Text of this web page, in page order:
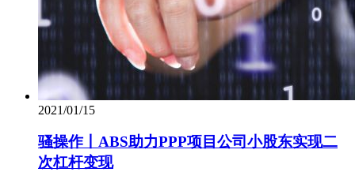
2021/01/15
骚操作丨ABS助力PPP项目公司小股东实现二
次杠杆变现